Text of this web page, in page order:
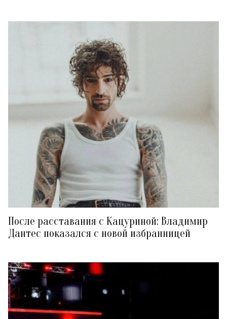
После расставания с Кацуриной: Владимир
Дантес показался с новой избранницей